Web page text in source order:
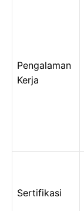
Pengalaman
Kerja
Sertifikasi